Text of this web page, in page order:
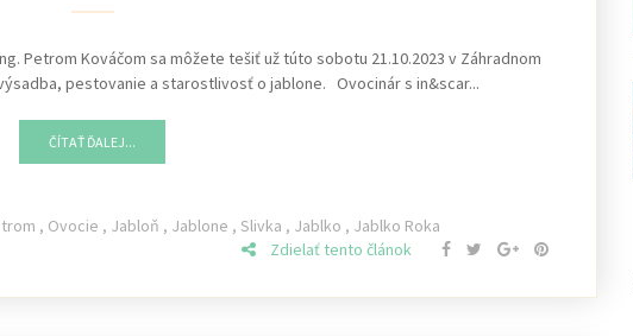
Petrom Kováčom sa môžete tešiť už túto sobotu 21.10.2023 v Záhradnom
pestovanie a starostlivosť o jablone. Ovocinár s in&scar...
ČÍTAŤ ĎALEJ...
, Ovocie , Jabloň , Jablone , Slivka , Jablko , Jablko Roka
Zdielať tento článok